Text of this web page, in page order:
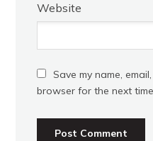
Website
Save my name,
browser for the next